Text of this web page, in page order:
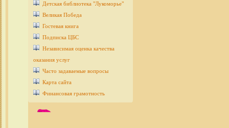
Детcкая библиотека "Лукоморье"
Великая Победа
Гостевая книга
Подписка ЦБС
Независимая оценка качества
оказания услуг
Часто задаваемые вопросы
Карта сайта
Финансовая грамотность